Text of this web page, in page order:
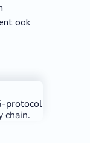
ook
protocol
chain.